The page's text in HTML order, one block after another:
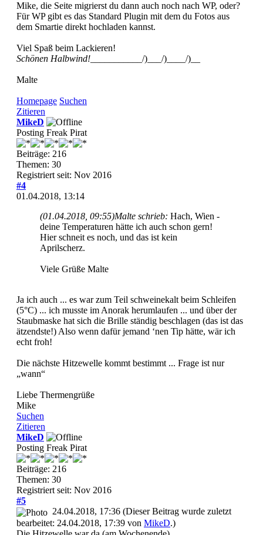
Mike, die Seite migrierst du dann auch noch nach WP, oder?
Für WP gibt es das Standard Plugin mit dem du Fotos aus
dem Smartie direkt hochladen kannst.
Viel Spaß beim Lackieren!
Schönen Halbwind! ___________/)___/)____/)__
Malte
Homepage Suchen
Zitieren
MikeD
Posting Freak Pirat
Beiträge: 216
Themen: 30
Registriert seit: Nov 2016
#4
01.04.2018, 13:14
(01.04.2018, 09:55)Malte schrieb: Hach, Wien -
deine Temperaturen hätte ich auch schon gern!
Hier schneit es noch, und das ist kein
Aprilscherz.
Viele Grüße Malte
Ja ich auch ... es war zum Teil schweinekalt beim Schleifen
(5°C) ... ich musste im Anorak herumlaufen ... und über der
Staubmaske hat sich die Brille ständig beschlagen (das ist das
ätzendste!) Also wenn dafür jemand ‘nen Tip hätte, wär ich
echt froh!
Die nächste Hitzewelle kommt bestimmt ... Frage ist nur
„wann“
Liebe Thermengrüße
Mike
Suchen
Zitieren
MikeD
Posting Freak Pirat
Beiträge: 216
Themen: 30
Registriert seit: Nov 2016
#5
24.04.2018, 17:36 (Dieser Beitrag wurde zuletzt
bearbeitet: 24.04.2018, 17:39 von MikeD.)